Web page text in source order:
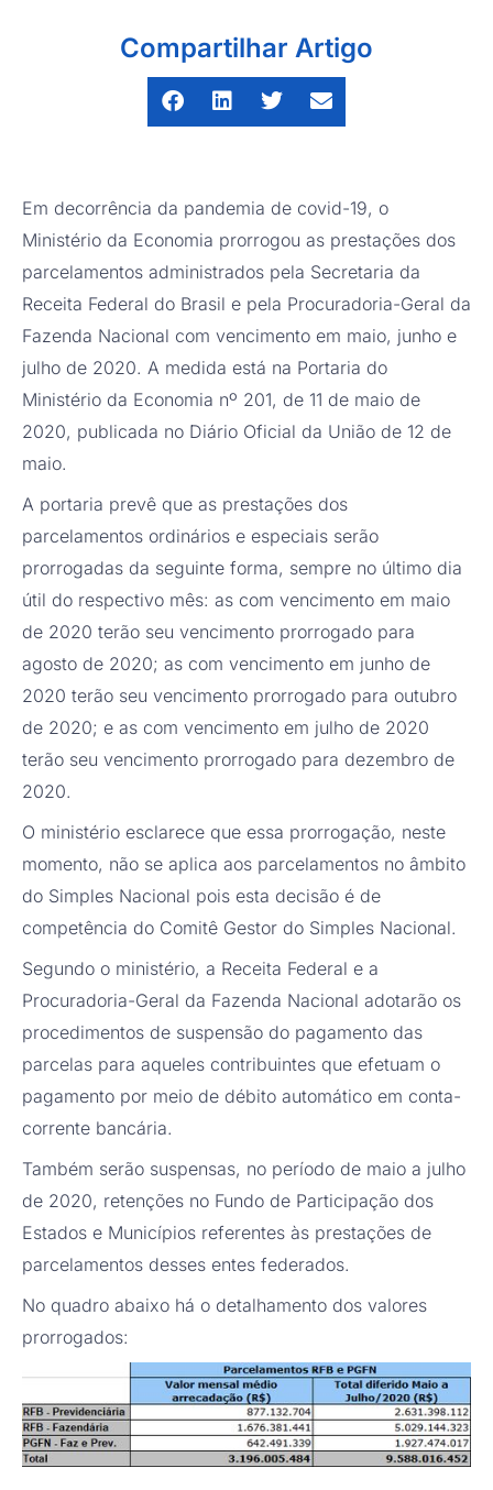
Compartilhar Artigo
Em decorrência da pandemia de covid-19, o
Ministério da Economia prorrogou as prestações dos
parcelamentos administrados pela Secretaria da
Receita Federal do Brasil e pela Procuradoria-Geral da
Fazenda Nacional com vencimento em maio, junho e
julho de 2020. A medida está na Portaria do
Ministério da Economia nº 201, de 11 de maio de
2020, publicada no Diário Oficial da União de 12 de
maio.
A portaria prevê que as prestações dos
parcelamentos ordinários e especiais serão
prorrogadas da seguinte forma, sempre no último dia
útil do respectivo mês: as com vencimento em maio
de 2020 terão seu vencimento prorrogado para
agosto de 2020; as com vencimento em junho de
2020 terão seu vencimento prorrogado para outubro
de 2020; e as com vencimento em julho de 2020
terão seu vencimento prorrogado para dezembro de
2020.
O ministério esclarece que essa prorrogação, neste
momento, não se aplica aos parcelamentos no âmbito
do Simples Nacional pois esta decisão é de
competência do Comitê Gestor do Simples Nacional.
Segundo o ministério, a Receita Federal e a
Procuradoria-Geral da Fazenda Nacional adotarão os
procedimentos de suspensão do pagamento das
parcelas para aqueles contribuintes que efetuam o
pagamento por meio de débito automático em conta-
corrente bancária.
Também serão suspensas, no período de maio a julho
de 2020, retenções no Fundo de Participação dos
Estados e Municípios referentes às prestações de
parcelamentos desses entes federados.
No quadro abaixo há o detalhamento dos valores
prorrogados: